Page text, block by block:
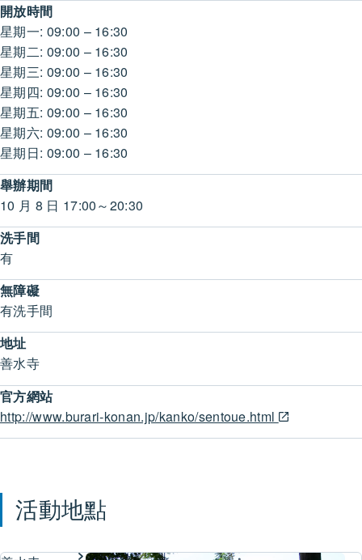
開放時間
星期一: 09:00 – 16:30
星期二: 09:00 – 16:30
星期三: 09:00 – 16:30
星期四: 09:00 – 16:30
星期五: 09:00 – 16:30
星期六: 09:00 – 16:30
星期日: 09:00 – 16:30
舉辦期間
10 月 8 日 17:00～20:30
洗手間
有
無障礙
有洗手間
地址
善水寺
官方網站
http://www.burari-konan.jp/kanko/sentoue.html
活動地點